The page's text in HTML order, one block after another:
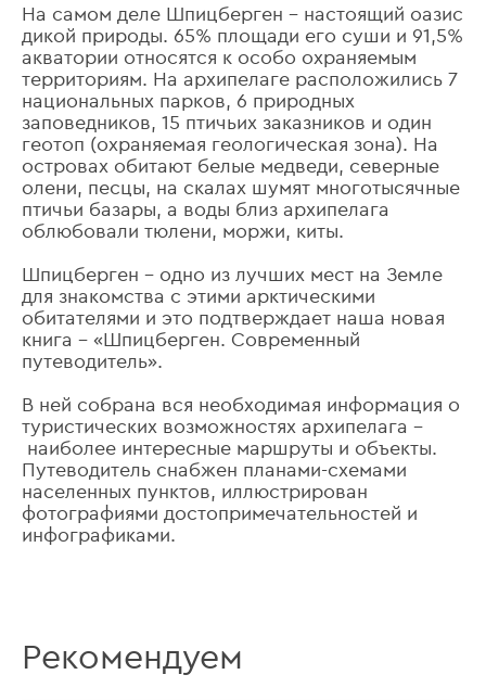
На самом деле Шпицберген – настоящий оазис
дикой природы. 65% площади его суши и 91,5%
акватории относятся к особо охраняемым
территориям. На архипелаге расположились 7
национальных парков, 6 природных
заповедников, 15 птичьих заказников и один
геотоп (охраняемая геологическая зона). На
островах обитают белые медведи, северные
олени, песцы, на скалах шумят многотысячные
птичьи базары, а воды близ архипелага
облюбовали тюлени, моржи, киты.
Шпицберген – одно из лучших мест на Земле
для знакомства с этими арктическими
обитателями и это подтверждает наша новая
книга – «Шпицберген. Современный
путеводитель».
В ней собрана вся необходимая информация о
туристических возможностях архипелага –
наиболее интересные маршруты и объекты.
Путеводитель снабжен планами-схемами
населенных пунктов, иллюстрирован
фотографиями достопримечательностей и
инфографиками.
Рекомендуем